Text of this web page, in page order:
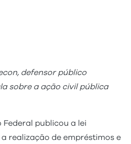
defensor público
sobre a ação civil pública
Federal publicou a lei
a realização de empréstimos e